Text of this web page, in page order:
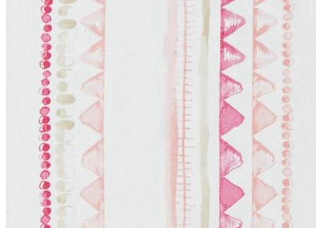
Молдинг гибкий
Плинтус
Плинтус гибкий
Полуколонны
Молдинги
Карнизы
Угловые элементы
Розетки
Фасад
Дверной декор
Орак Декор (Orac Decor)
3D Wall Covering / 3д обои
Дурофолам / Durofoam
Интерьерный декор